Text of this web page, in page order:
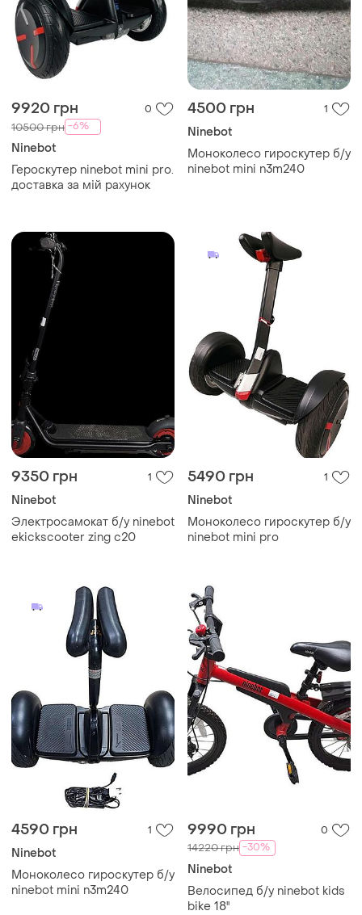
9920 грн 0
10500 грн -6%
Ninebot
Героскутер ninebot mini pro.
доставка за мій рахунок
4500 грн 1
Ninebot
Моноколесо гироскутер б/у
ninebot mini n3m240
9350 грн 1
Ninebot
Электросамокат б/у ninebot
ekickscooter zing c20
5490 грн 1
Ninebot
Моноколесо гироскутер б/у
ninebot mini pro
4590 грн 1
Ninebot
Моноколесо гироскутер б/у
ninebot mini n3m240
9990 грн 0
14220 грн -30%
Ninebot
Велосипед б/у ninebot kids
bike 18''